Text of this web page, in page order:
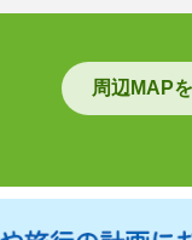
周辺MAP